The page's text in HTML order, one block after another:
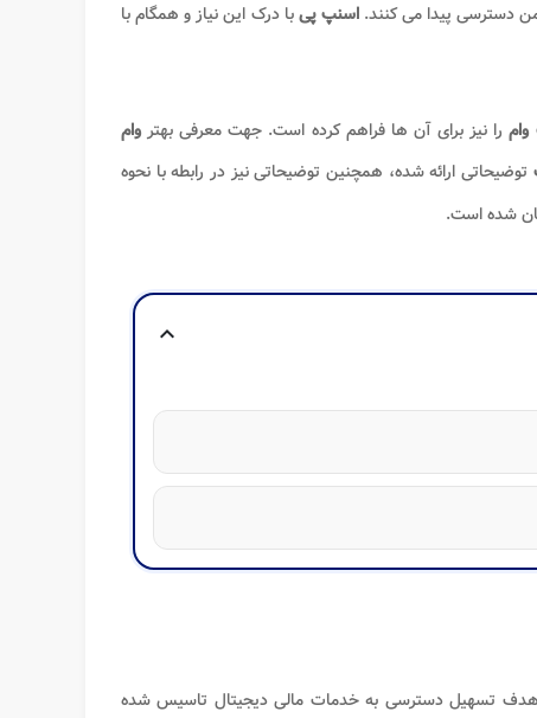
دسترسی پیدا می کنند.اسنپ پیبا درک این نیاز و همگام با
وام را نیز برای آن ها فراهم کرده است. جهت معرفی بهتر وام
توضیحاتی ارائه شده، همچنین توضیحاتی نیز در رابطه با نحوه
شده است.
expand_more
هدف تسهیل دسترسی به خدمات مالی دیجیتال تاسیس شده